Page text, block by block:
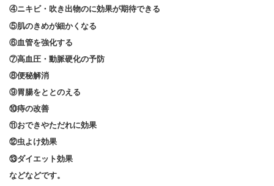
④ニキビ・吹き出物のに効果が期待できる
⑤肌のきめが細かくなる
⑥血管を強化する
⑦高血圧・動脈硬化の予防
⑧便秘解消
⑨胃腸をととのえる
⑩痔の改善
⑪おできやただれに効果
⑫虫よけ効果
⑬ダイエット効果
などなどです。